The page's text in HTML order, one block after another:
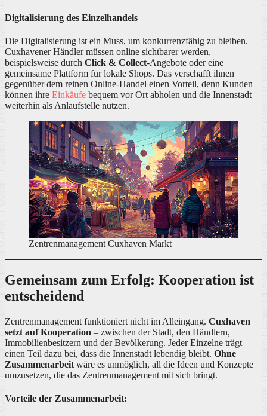
Digitalisierung des Einzelhandels
Die Digitalisierung ist ein Muss, um konkurrenzfähig zu bleiben.
Cuxhavener Händler müssen online sichtbarer werden,
beispielsweise durch Click & Collect-Angebote oder eine
gemeinsame Plattform für lokale Shops. Das verschafft ihnen
gegenüber dem reinen Online-Handel einen Vorteil, denn Kunden
können ihre Einkäufe bequem vor Ort abholen und die Innenstadt
weiterhin als Anlaufstelle nutzen.
Zentrenmanagement Cuxhaven Markt
Gemeinsam zum Erfolg: Kooperation ist
entscheidend
Zentrenmanagement funktioniert nicht im Alleingang. Cuxhaven
setzt auf Kooperation – zwischen der Stadt, den Händlern,
Immobilienbesitzern und der Bevölkerung. Jeder Einzelne trägt
einen Teil dazu bei, dass die Innenstadt lebendig bleibt. Ohne
Zusammenarbeit wäre es unmöglich, all die Ideen und Konzepte
umzusetzen, die das Zentrenmanagement mit sich bringt.
Vorteile der Zusammenarbeit: